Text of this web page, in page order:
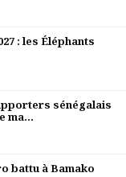
: les Éléphants
sénégalais
ma...
battu à Bamako